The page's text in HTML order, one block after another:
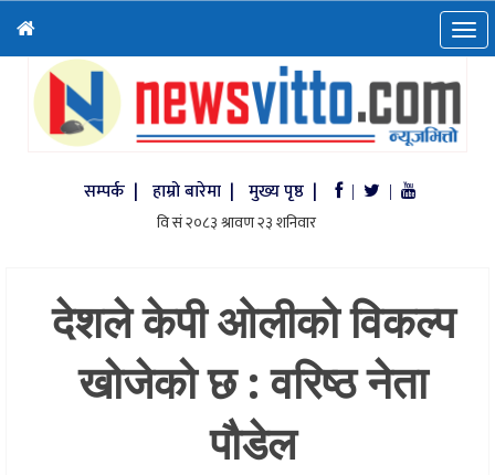
सम्पर्क | हाम्रो बारेमा | मुख्य पृष्ठ | | |
देशले केपी ओलीको विकल्प
खोजेको छ : वरिष्ठ नेता
पौडेल